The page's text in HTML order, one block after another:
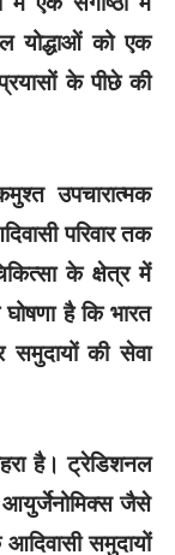
योद्धाओं को एक
के पीछे की
उपचारात्मक
परिवार तक
के क्षेत्र में
है कि भारत
की सेवा
है। ट्रेडिशनल
जैसे
समुदायों